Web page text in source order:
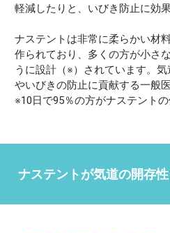
軽減したりと、いびき防止に効
ナステントは非常に柔らかい材
作られており、多くの方が小さ
うに設計（※）されています。
やいびきの防止に貢献する一般
※10日で95％の方がナステント
ナステントが気道の開存